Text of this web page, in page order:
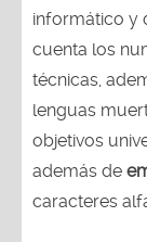
informático y
cuenta los
técnicas,
lenguas
objetivos
además de
caracteres